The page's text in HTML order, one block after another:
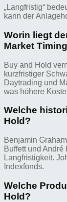
„Langfristig“
kann der
Worin liegt
Market
Buy and Hold
kurzfristiger
Daytrading und
was höhere
Welche
Hold?
Benjamin
Buffett und
Langfristigkeit.
Indexfonds.
Welche
Hold?